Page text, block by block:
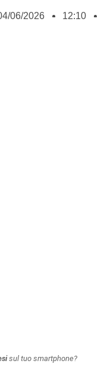
06/2026
12:10
sul tuo smartphone?